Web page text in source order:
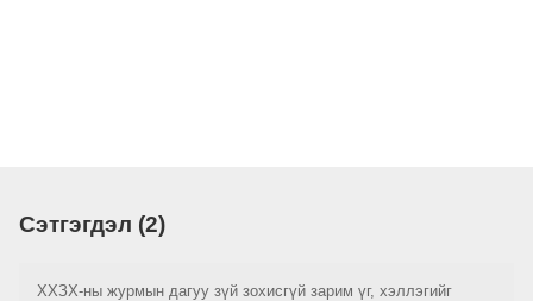
Сэтгэгдэл (2)
ХХЗХ-ны журмын дагуу зүй зохисгүй зарим үг, хэллэгийг